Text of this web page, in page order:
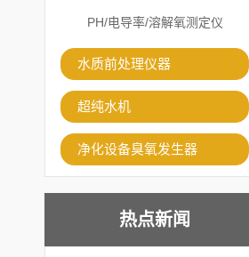
PH/电导率/溶解氧测定仪
水质前处理仪器
超纯水机
净化设备臭氧发生器
热点新闻